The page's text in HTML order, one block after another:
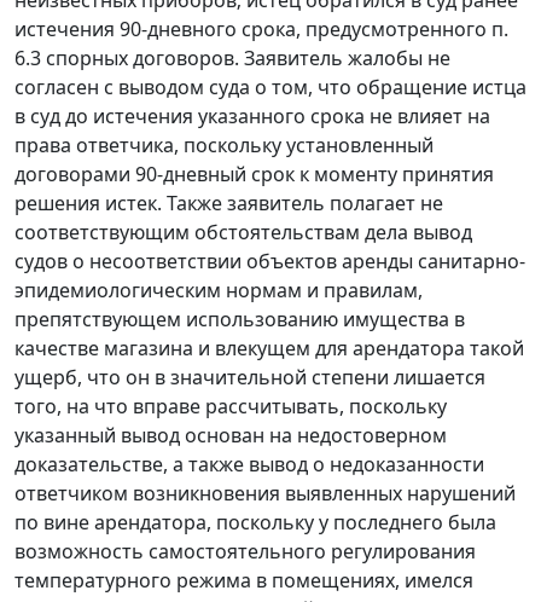
истечения 90-дневного срока, предусмотренного п.
6.3 спорных договоров. Заявитель жалобы не
согласен с выводом суда о том, что обращение истца
в суд до истечения указанного срока не влияет на
права ответчика, поскольку установленный
договорами 90-дневный срок к моменту принятия
решения истек. Также заявитель полагает не
соответствующим обстоятельствам дела вывод
судов о несоответствии объектов аренды санитарно-
эпидемиологическим нормам и правилам,
препятствующем использованию имущества в
качестве магазина и влекущем для арендатора такой
ущерб, что он в значительной степени лишается
того, на что вправе рассчитывать, поскольку
указанный вывод основан на недостоверном
доказательстве, а также вывод о недоказанности
ответчиком возникновения выявленных нарушений
по вине арендатора, поскольку у последнего была
возможность самостоятельного регулирования
температурного режима в помещениях, имелся